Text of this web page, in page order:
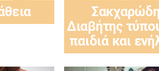
Διαβήτης
παιδιά και